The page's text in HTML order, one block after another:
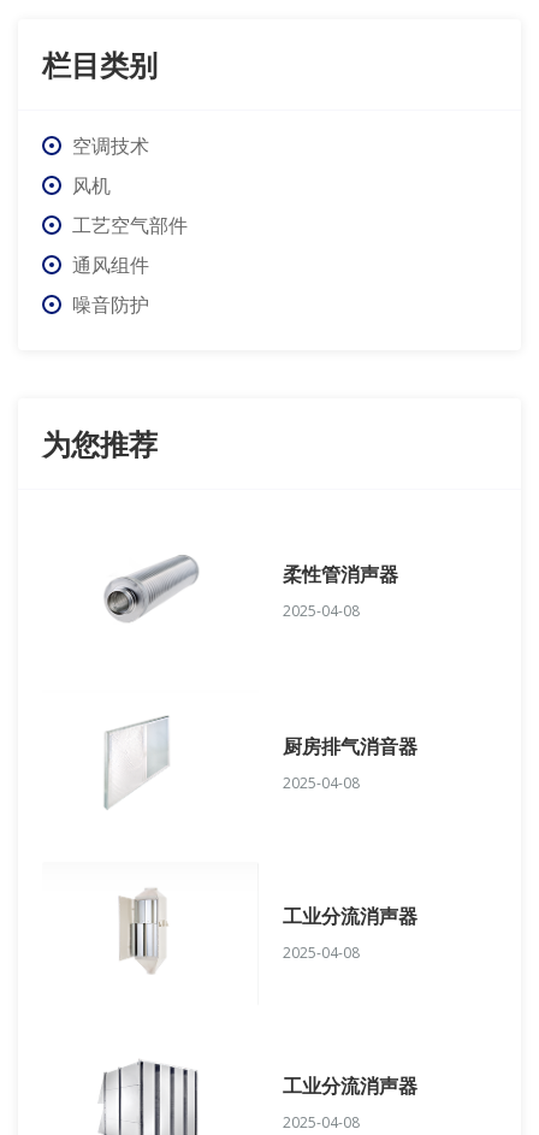
栏目类别
空调技术
风机
工艺空气部件
通风组件
噪音防护
为您推荐
柔性管消声器
2025-04-08
厨房排气消音器
2025-04-08
工业分流消声器
2025-04-08
工业分流消声器
2025-04-08